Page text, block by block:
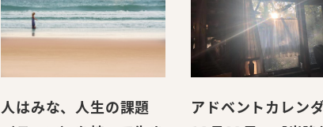
人はみな、人生の課題
アドベントカレン